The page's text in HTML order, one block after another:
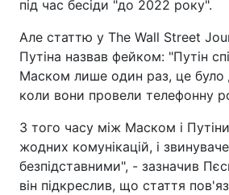
під час бесіди "до 2022 року".
Але статтю у The Wall Street
Путіна назвав фейком: "Путін
Маском лише один раз, це було
коли вони провели телефонну
З того часу між Маском і
жодних комунікацій, і
безпідставними", - зазначив
він підкреслив, що стаття